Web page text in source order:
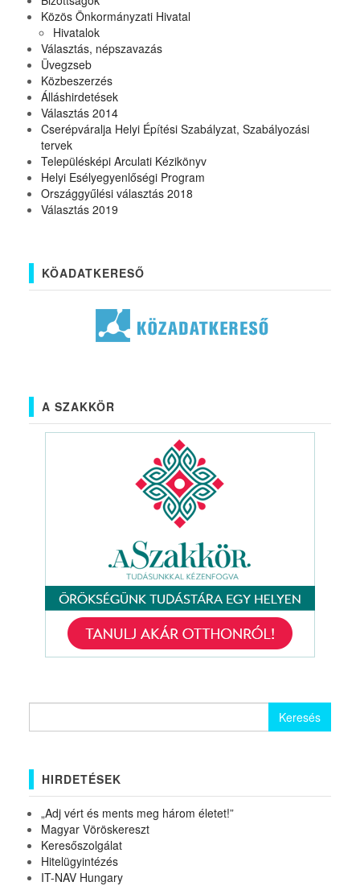
Közös Önkormányzati Hivatal
Hivatalok
Választás, népszavazás
Üvegzseb
Közbeszerzés
Álláshirdetések
Választás 2014
Cserépváralja Helyi Építési Szabályzat, Szabályozási
tervek
Településképi Arculati Kézikönyv
Helyi Esélyegyenlőségi Program
Országgyűlési választás 2018
Választás 2019
KÖADATKERESŐ
A SZAKKÖR
HIRDETÉSEK
„Adj vért és ments meg három életet!”
Magyar Vöröskereszt
Keresőszolgálat
Hitelügyintézés
IT-NAV Hungary